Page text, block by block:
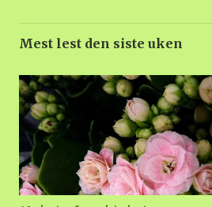
Mest lest den siste uken